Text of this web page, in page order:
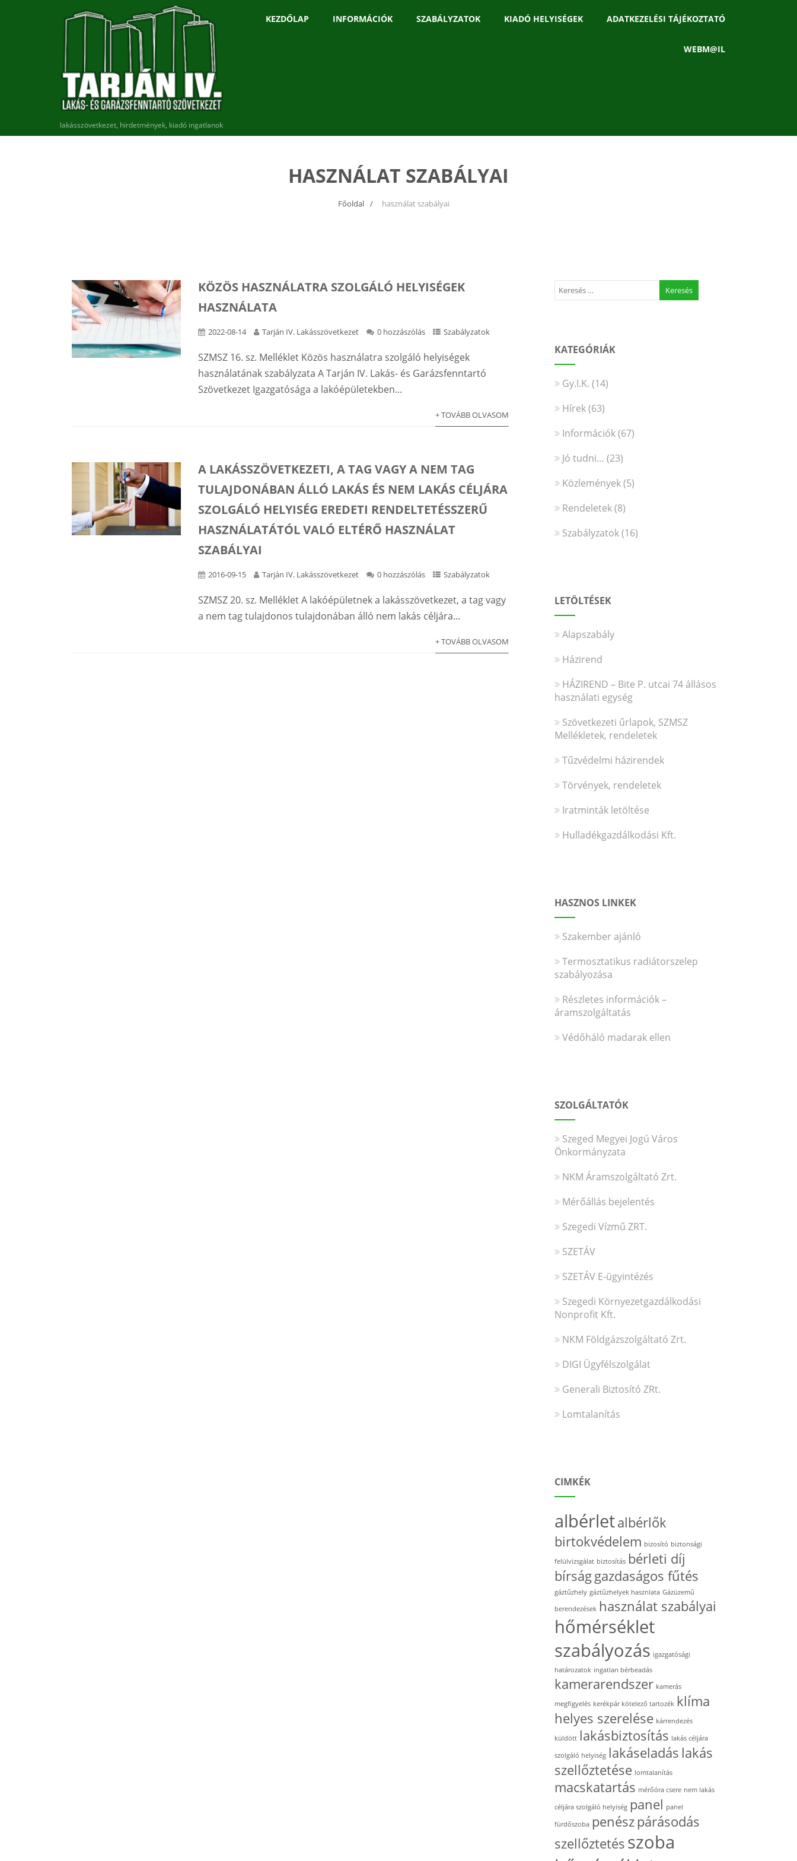
lakásszövetkezet, hirdetmények, kiadó ingatlanok
KEZDŐLAP INFORMÁCIÓK SZABÁLYZATOK KIADÓ HELYISÉGEK ADATKEZELÉSI TÁJÉKOZTATÓ
WEBM@IL
HASZNÁLAT SZABÁLYAI
Főoldal használat szabályai
KÖZÖS HASZNÁLATRA SZOLGÁLÓ HELYISÉGEK
HASZNÁLATA
2022-08-14 Tarján IV. Lakásszövetkezet 0 hozzászólás Szabályzatok
SZMSZ 16. sz. Melléklet Közös használatra szolgáló helyiségek
használatának szabályzata A Tarján IV. Lakás- és Garázsfenntartó
Szövetkezet Igazgatósága a lakóépületekben...
+ TOVÁBB OLVASOM
A LAKÁSSZÖVETKEZETI, A TAG VAGY A NEM TAG
TULAJDONÁBAN ÁLLÓ LAKÁS ÉS NEM LAKÁS CÉLJÁRA
SZOLGÁLÓ HELYISÉG EREDETI RENDELTETÉSSZERŰ
HASZNÁLATÁTÓL VALÓ ELTÉRŐ HASZNÁLAT
SZABÁLYAI
2016-09-15 Tarján IV. Lakásszövetkezet 0 hozzászólás Szabályzatok
SZMSZ 20. sz. Melléklet A lakóépületnek a lakásszövetkezet, a tag vagy
a nem tag tulajdonos tulajdonában álló nem lakás céljára...
+ TOVÁBB OLVASOM
KATEGÓRIÁK
Gy.I.K. (14)
Hírek(63)
Információk(67)
Jó tudni… (23)
Közlemények(5)
Rendeletek(8)
Szabályzatok(16)
LETÖLTÉSEK
Alapszabály
Házirend
HÁZIREND – Bite P. utcai 74 állásos
használati egység
Szövetkezeti űrlapok, SZMSZ
Mellékletek, rendeletek
Tűzvédelmi házirendek
Törvények, rendeletek
Iratminták letöltése
Hulladékgazdálkodási Kft.
HASZNOS LINKEK
Szakember ajánló
Termosztatikus radiátorszelep
szabályozása
Részletes információk –
áramszolgáltatás
Védőháló madarak ellen
SZOLGÁLTATÓK
Szeged Megyei Jogú Város
Önkormányzata
NKM Áramszolgáltató Zrt.
Mérőállás bejelentés
Szegedi Vízmű ZRT.
SZETÁV
SZETÁV E-ügyintézés
Szegedi Környezetgazdálkodási
Nonprofit Kft.
NKM Földgázszolgáltató Zrt.
DIGI Ügyfélszolgálat
Generali Biztosító ZRt.
Lomtalanítás
CIMKÉK
albérletalbérlők
birtokvédelem bizosító biztonsági
felülvizsgálat biztosítás bérleti díj
bírsággazdaságos fűtés
gáztűzhely gáztűzhelyek hasznlata Gázüzemű
berendezések használat szabályai
hőmérséklet
szabályozás igazgatósági
határozatok ingatlan bérbeadás
kamerarendszer kamerás
megfigyelés kerékpár kötelező tartozék klíma
helyes szerelése kárrendezés
küldött lakásbiztosítás lakás céljára
szolgáló helyiség lakáseladás lakás
szellőztetése lomtalanítás
macskatartás mérőóra csere nem lakás
céljára szolgáló helyiség panel panel
fürdőszoba penész párásodás
szellőztetés szoba